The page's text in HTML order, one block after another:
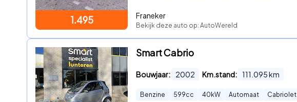
1.495 Franeker
Bekijk deze auto op: AutoWereld
Smart Cabrio
Bouwjaar: 2002 Km.stand: 111.095km
Benzine 599cc 40 kW Automaat Cabriolet